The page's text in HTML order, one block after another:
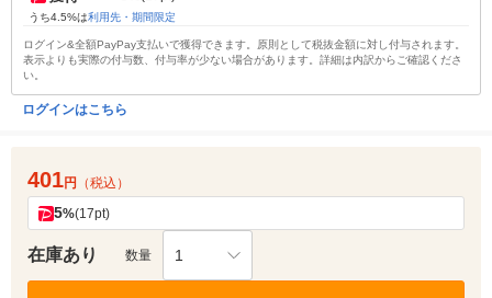
うち4.5%は利用先・期間限定
ログイン&全額PayPay支払いで獲得できます。原則として税抜金額に対し付与されます。
表示よりも実際の付与数、付与率が少ない場合があります。詳細は内訳からご確認くださ
い。
ログインはこちら
401円 （税込）
5%(17pt)
在庫あり 数量 1